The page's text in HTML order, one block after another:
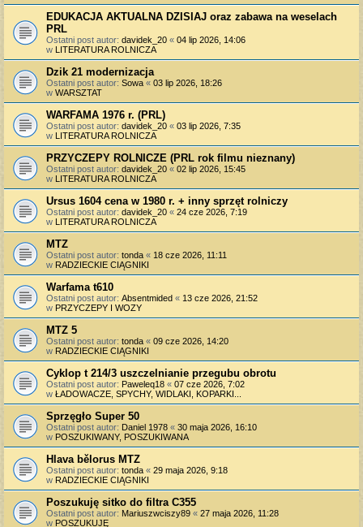
EDUKACJA AKTUALNA DZISIAJ oraz zabawa na weselach
PRL
Ostatni post autor: davidek_20 « 04 lip 2026, 14:06
w LITERATURA ROLNICZA
Dzik 21 modernizacja
Ostatni post autor: Sowa « 03 lip 2026, 18:26
w WARSZTAT
WARFAMA 1976 r. (PRL)
Ostatni post autor: davidek_20 « 03 lip 2026, 7:35
w LITERATURA ROLNICZA
PRZYCZEPY ROLNICZE (PRL rok filmu nieznany)
Ostatni post autor: davidek_20 « 02 lip 2026, 15:45
w LITERATURA ROLNICZA
Ursus 1604 cena w 1980 r. + inny sprzęt rolniczy
Ostatni post autor: davidek_20 « 24 cze 2026, 7:19
w LITERATURA ROLNICZA
MTZ
Ostatni post autor: tonda « 18 cze 2026, 11:11
w RADZIECKIE CIĄGNIKI
Warfama t610
Ostatni post autor: Absentmided « 13 cze 2026, 21:52
w PRZYCZEPY I WOZY
MTZ 5
Ostatni post autor: tonda « 09 cze 2026, 14:20
w RADZIECKIE CIĄGNIKI
Cyklop t 214/3 uszczelnianie przegubu obrotu
Ostatni post autor: Paweleq18 « 07 cze 2026, 7:02
w ŁADOWACZE, SPYCHY, WIDLAKI, KOPARKI...
Sprzęgło Super 50
Ostatni post autor: Daniel 1978 « 30 maja 2026, 16:10
w POSZUKIWANY, POSZUKIWANA
Hlava bělorus MTZ
Ostatni post autor: tonda « 29 maja 2026, 9:18
w RADZIECKIE CIĄGNIKI
Poszukuję sitko do filtra C355
Ostatni post autor: Mariuszwciszy89 « 27 maja 2026, 11:28
w POSZUKUJĘ